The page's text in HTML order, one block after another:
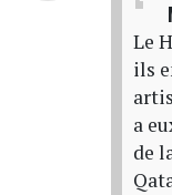
Le
ils
a
de